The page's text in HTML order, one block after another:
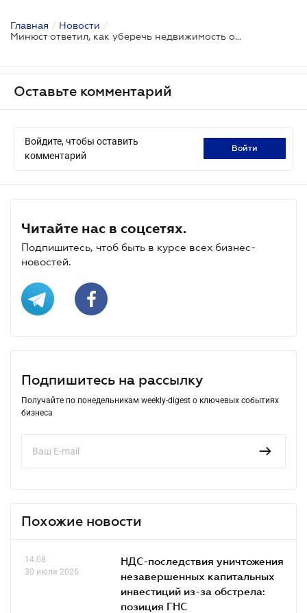
Главная / Новости /
Минюст ответил, как уберечь недвижимость от рейдеров
Оставьте комментарий
Войдите, чтобы оставить
комментарий
войти
Читайте нас в соцсетях.
Подпишитесь, чтоб быть в курсе всех бизнес-
новостей.
Подпишитесь на рассылку
Получайте по понедельникам weekly-digest о ключевых событиях
бизнеса
Похожие новости
14.08
30 июля 2026
НДС-последствия уничтожения
незавершенных капитальных
инвестиций из-за обстрела:
позиция ГНС